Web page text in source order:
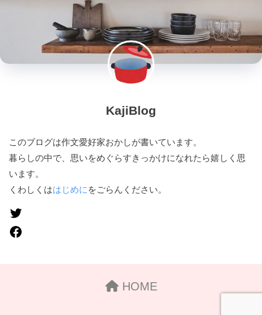
KajiBlog
このブログは作文愛好家おかしが書いています。
暮らしの中で、思いをめぐらすきっかけになれたら嬉しく思
います。
くわしくははじめに をごらんください。
HOME